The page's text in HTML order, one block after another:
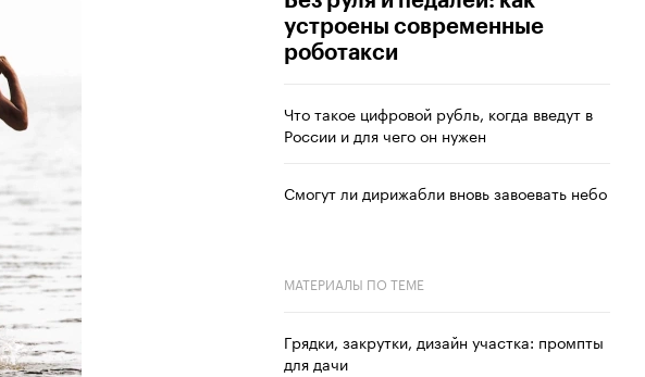
устроены современные
роботакси
Что такое цифровой рубль, когда введут в
России и для чего он нужен
Смогут ли дирижабли вновь завоевать небо
МАТЕРИАЛЫ ПО ТЕМЕ
Грядки, закрутки, дизайн участка: промпты
для дачи